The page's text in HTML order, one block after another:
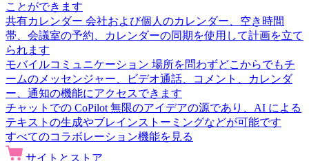
ことができます
共有カレンダー 会社および個人のカレンダー、空き時間
帯、会議室の予約、カレンダーの同期を使用して計画を立て
られます
モバイルコミュニケーション 場所を問わずどこからでもチ
ームのメッセンジャー、ビデオ通話、コメント、カレンダ
ー、通知の機能にアクセスできます
チャットでの CoPilot 無限のアイデアの源であり、AI による
テキストの生成やブレインストーミングなどが可能です
すべてのコラボレーション機能を見る
サイトとストア